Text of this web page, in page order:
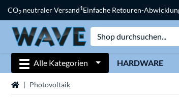
CO2 neutraler Versand1Einfache Retouren-
Alle Kategorien HARDWARE
StartseitePhotovoltaik